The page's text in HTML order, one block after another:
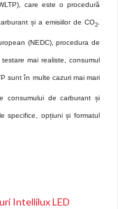
care este o procedură
și a emisiilor de CO2.
(NEDC), procedura de
mai realiste, consumul
sunt în multe cazuri mai mari
consumului de carburant și
specifice, opțiuni și formatul
Intellilux LED